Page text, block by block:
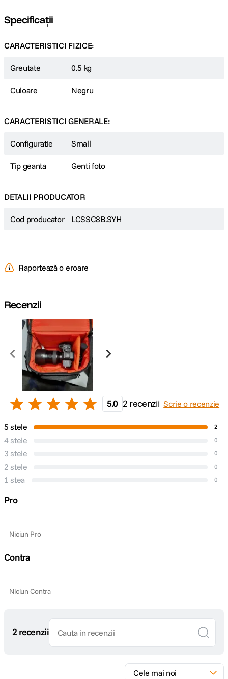
Specificații
CARACTERISTICI FIZICE:
Greutate 0.5 kg
Culoare Negru
CARACTERISTICI GENERALE:
Configuratie Small
Tip geanta Genti foto
DETALII PRODUCATOR
Cod producator LCSSC8B.SYH
Raportează o eroare
Recenzii
5.0 2 recenzii Scrie o recenzie
5 stele 2
4 stele 0
3 stele 0
2 stele 0
1 stea 0
Pro
Niciun Pro
Contra
Niciun Contra
2 recenzii